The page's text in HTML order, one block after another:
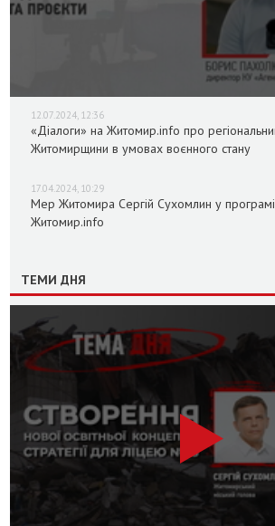
12.07.2024, 12:36
«Діалоги» на Житомир.info про
Житомирщини в умовах воєнного стану
17.04.2024, 10:29
Мер Житомира Сергій Сухомлин у
Житомир.info
ТЕМИ ДНЯ